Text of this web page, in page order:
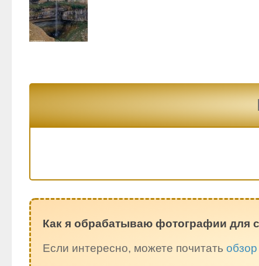
Как я обрабатываю фотографии для
Если интересно, можете почитать